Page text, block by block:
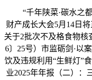
“千年陕菜·碳水之都
财产成长大会5月14日
关于2批次不及格食物核
6〕25号）市监砺剑·以
饮及违规利用“生鲜灯”
业2025年年报（二）：